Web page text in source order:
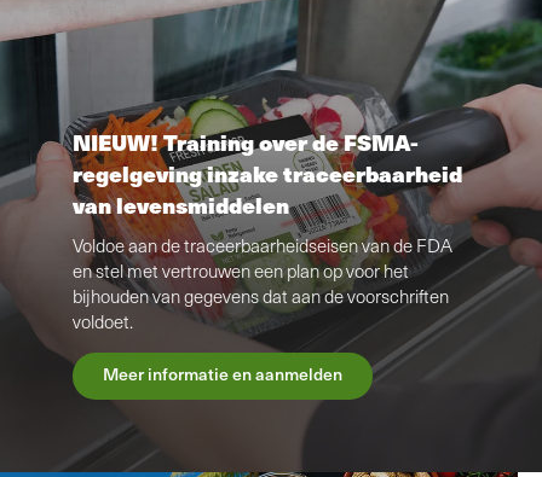
NIEUW! Training over de FSMA-
regelgeving inzake traceerbaarheid
van levensmiddelen
Voldoe aan de traceerbaarheidseisen van de FDA
en stel met vertrouwen een plan op voor het
bijhouden van gegevens dat aan de voorschriften
voldoet.
Meer informatie en aanmelden